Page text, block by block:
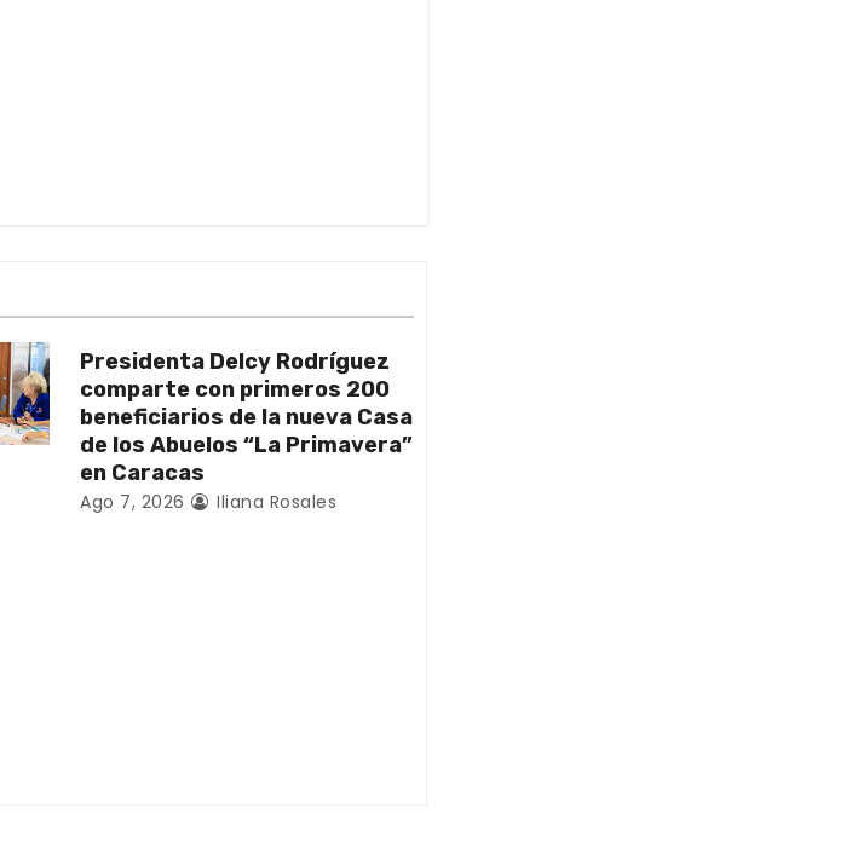
Presidenta Delcy Rodríguez
comparte con primeros 200
beneficiarios de la nueva Casa
de los Abuelos “La Primavera”
en Caracas
Ago 7, 2026 Iliana Rosales